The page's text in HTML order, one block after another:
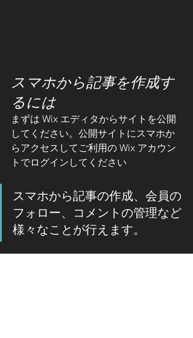
スマホから記事を作成す
るには
まずは Wix エディタからサイトを公開
してください。公開サイトにスマホか
らアクセスしてご利用の Wix アカウン
トでログインしてください
スマホから記事の作成、会員の
フォロー、コメントの管理など
様々なことが行えます。